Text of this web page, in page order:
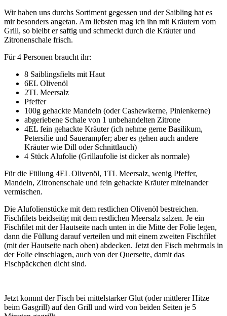
Wir haben uns durchs Sortiment gegessen und der Saibling hat es
mir besonders angetan. Am liebsten mag ich ihn mit Kräutern vom
Grill, so bleibt er saftig und schmeckt durch die Kräuter und
Zitronenschale frisch.
Für 4 Personen braucht ihr:
8 Saiblingsfielts mit Haut
6EL Olivenöl
2TL Meersalz
Pfeffer
100g gehackte Mandeln (oder Cashewkerne, Pinienkerne)
abgeriebene Schale von 1 unbehandelten Zitrone
4EL fein gehackte Kräuter (ich nehme gerne Basilikum,
Petersilie und Sauerampfer; aber es gehen auch andere
Kräuter wie Dill oder Schnittlauch)
4 Stück Alufolie (Grillaufolie ist dicker als normale)
Für die Füllung 4EL Olivenöl, 1TL Meersalz, wenig Pfeffer,
Mandeln, Zitronenschale und fein gehackte Kräuter miteinander
vermischen.
Die Alufolienstücke mit dem restlichen Olivenöl bestreichen.
Fischfilets beidseitig mit dem restlichen Meersalz salzen. Je ein
Fischfilet mit der Hautseite nach unten in die Mitte der Folie legen,
dann die Füllung darauf verteilen und mit einem zweiten Fischfilet
(mit der Hautseite nach oben) abdecken. Jetzt den Fisch mehrmals in
der Folie einschlagen, auch von der Querseite, damit das
Fischpäckchen dicht sind.
Jetzt kommt der Fisch bei mittelstarker Glut (oder mittlerer Hitze
beim Gasgrill) auf den Grill und wird von beiden Seiten je 5